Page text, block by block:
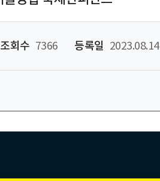
조회수 7366 등록일 2023.08.14